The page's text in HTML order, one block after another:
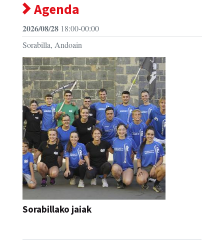
Agenda
2026/08/28 18:00-00:00
Sorabilla, Andoain
Sorabillako jaiak